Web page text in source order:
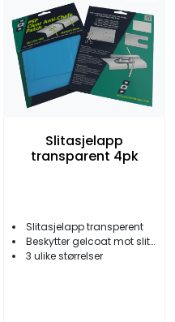
Slitasjelapp
transparent 4pk
Slitasjelapp transperent
Beskytter gelcoat mot slitasje fra tau etc.
3 ulike størrelser